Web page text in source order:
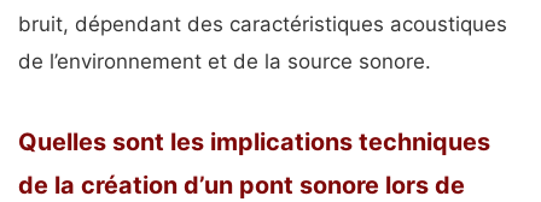
bruit, dépendant des caractéristiques acoustiques
de l’environnement et de la source sonore.
Quelles sont les implications techniques
de la création d’un pont sonore lors de